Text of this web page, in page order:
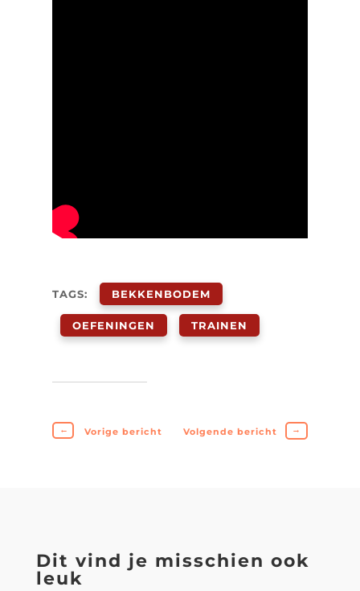
TAGS: BEKKENBODEM
OEFENINGEN TRAINEN
← Vorige bericht Volgende bericht →
Dit vind je misschien ook
leuk